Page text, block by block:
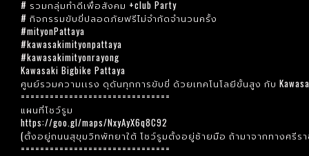
# รวมกลุ่มทำดีเพื่อสังคม +club Party
# กิจกรรมขับขี่ปลอดภัยฟรีไม่จำกัดจำนวนครั้ง
#mityonPattaya
#kawasakimityonpattaya
#kawasakimityonrayong
Kawasaki Bigbike Pattaya
ศูนย์รวมความเเรง ดุดันทุกการขับขี่ ด้วยเทคโนโลยีขั้นสูง กับ
===============================
แผนที่โชว์รูม
https://goo.gl/maps/NxyAyX6q8C92
(ตั้งอยู่ถนนสุขุมวิทพัทยาใต้ โชว์รูมตั้งอยู่ซ้ายมือ ถ้ามาจากทางศรี
===============================